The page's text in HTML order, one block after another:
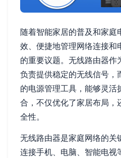
随着智能家居的普及和家庭
效、便捷地管理网络连接和
的重要议题。无线路由器作
负责提供稳定的无线信号，
的电源管理工具，能够灵活
合，不仅优化了家居布局，
全性。
无线路由器是家庭网络的关
连接手机、电脑、智能电视